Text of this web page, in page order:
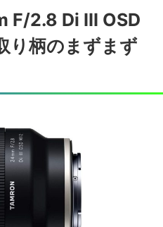
F/2.8 Di III OSD
り柄のまずまず